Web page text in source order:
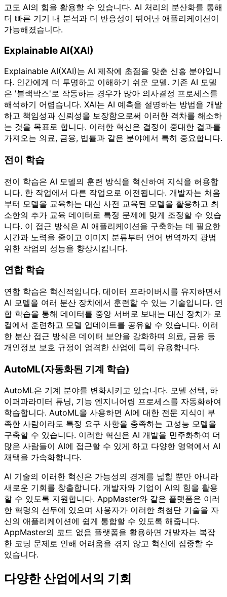
고도 AI의 힘을 활용할 수 있습니다. AI 처리의 분산화를 통해
더 빠른 기기 내 분석과 더 반응성이 뛰어난 애플리케이션이
가능해졌습니다.
Explainable AI(XAI)
Explainable AI(XAI)는 AI 제작에 초점을 맞춘 신흥 분야입니
다. 인간에게 더 투명하고 이해하기 쉬운 모델. 기존 AI 모델
은 '블랙박스'로 작동하는 경우가 많아 의사결정 프로세스를
해석하기 어렵습니다. XAI는 AI 예측을 설명하는 방법을 개발
하고 책임성과 신뢰성을 보장함으로써 이러한 격차를 해소하
는 것을 목표로 합니다. 이러한 혁신은 결정이 중대한 결과를
가져오는 의료, 금융, 법률과 같은 분야에서 특히 중요합니다.
전이 학습
전이 학습은 AI 모델의 훈련 방식을 혁신하여 지식을 허용합
니다. 한 작업에서 다른 작업으로 이전됩니다. 개발자는 처음
부터 모델을 교육하는 대신 사전 교육된 모델을 활용하고 최
소한의 추가 교육 데이터로 특정 문제에 맞게 조정할 수 있습
니다. 이 접근 방식은 AI 애플리케이션을 구축하는 데 필요한
시간과 노력을 줄이고 이미지 분류부터 언어 번역까지 광범
위한 작업의 성능을 향상시킵니다.
연합 학습
연합 학습은 혁신적입니다. 데이터 프라이버시를 유지하면서
AI 모델을 여러 분산 장치에서 훈련할 수 있는 기술입니다. 연
합 학습을 통해 데이터를 중앙 서버로 보내는 대신 장치가 로
컬에서 훈련하고 모델 업데이트를 공유할 수 있습니다. 이러
한 분산 접근 방식은 데이터 보안을 강화하며 의료, 금융 등
개인정보 보호 규정이 엄격한 산업에 특히 유용합니다.
AutoML(자동화된 기계 학습)
AutoML은 기계 분야를 변화시키고 있습니다. 모델 선택, 하
이퍼파라미터 튜닝, 기능 엔지니어링 프로세스를 자동화하여
학습합니다. AutoML을 사용하면 AI에 대한 전문 지식이 부
족한 사람이라도 특정 요구 사항을 충족하는 고성능 모델을
구축할 수 있습니다. 이러한 혁신은 AI 개발을 민주화하여 더
많은 사람들이 AI에 접근할 수 있게 하고 다양한 영역에서 AI
채택을 가속화합니다.
AI 기술의 이러한 혁신은 가능성의 경계를 넓힐 뿐만 아니라
새로운 기회를 창출합니다. 개발자와 기업이 AI의 힘을 활용
할 수 있도록 지원합니다. AppMaster와 같은 플랫폼은 이러
한 혁명의 선두에 있으며 사용자가 이러한 최첨단 기술을 자
신의 애플리케이션에 쉽게 통합할 수 있도록 해줍니다.
AppMaster의 코드 없음 플랫폼을 활용하면 개발자는 복잡
한 코딩 문제로 인해 어려움을 겪지 않고 혁신에 집중할 수
있습니다.
다양한 산업에서의 기회